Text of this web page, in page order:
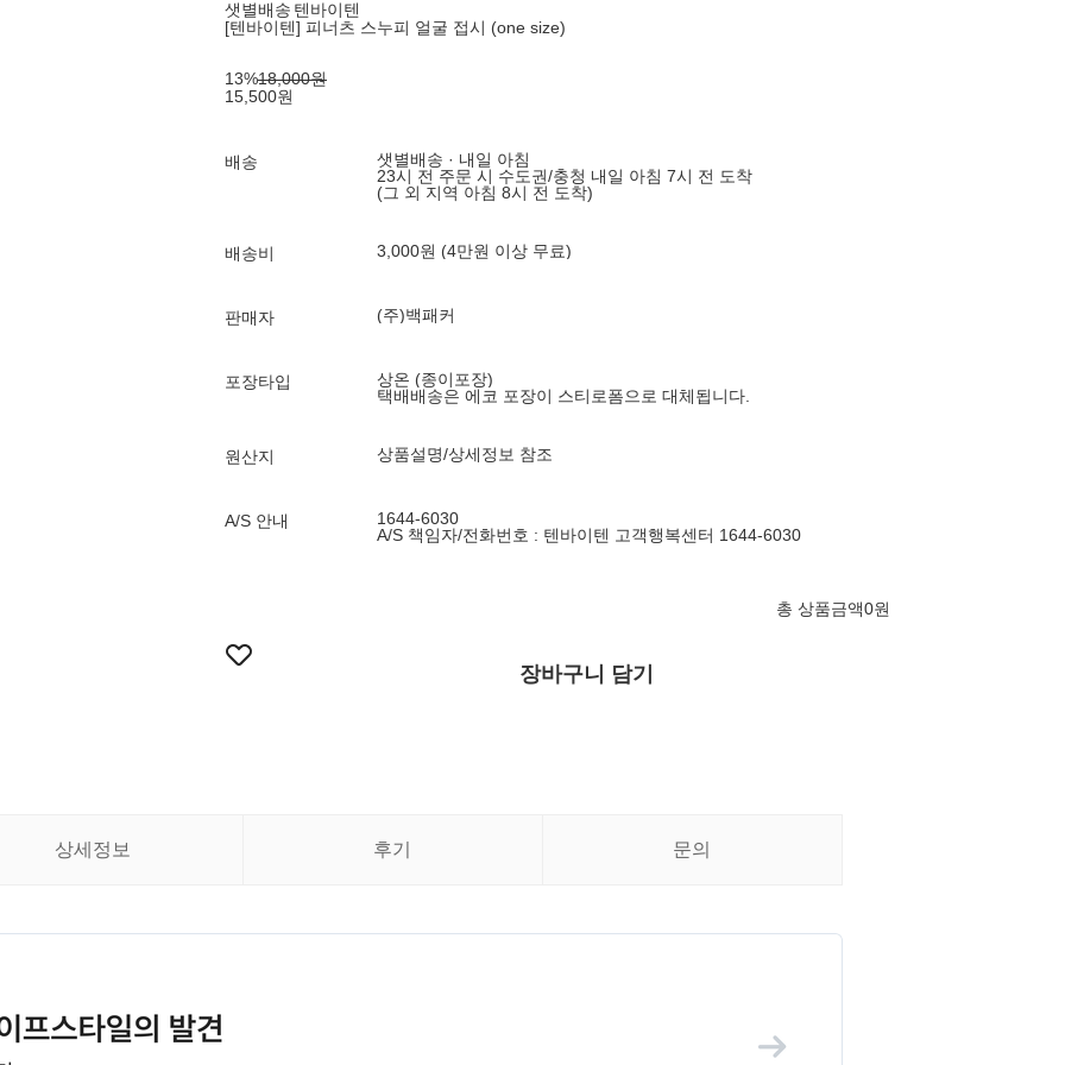
샛별배송 텐바이텐
[텐바이텐] 피너츠 스누피 얼굴 접시 (one size)
13%18,000원
15,500원
배송
샛별배송 · 내일 아침
23시 전 주문 시 수도권/충청 내일 아침 7시 전 도착
(그 외 지역 아침 8시 전 도착)
배송비 3,000원 (4만원 이상 무료)
판매자 (주)백패커
포장타입
상온 (종이포장)
택배배송은 에코 포장이 스티로폼으로 대체됩니다.
원산지 상품설명/상세정보 참조
A/S 안내
1644-6030
A/S 책임자/전화번호 : 텐바이텐 고객행복센터 1644-6030
총 상품금액0원
장바구니 담기
상세정보 후기 문의